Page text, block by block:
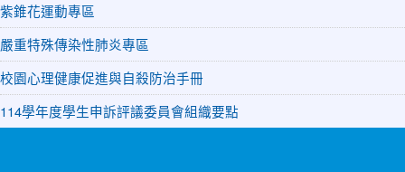
紫錐花運動專區
嚴重特殊傳染性肺炎專區
校園心理健康促進與自殺防治手冊
114學年度學生申訴評議委員會組織要點